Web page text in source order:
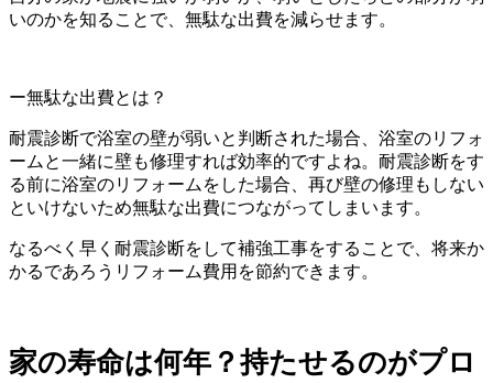
いのかを知ることで、無駄な出費を減らせます。
ー無駄な出費とは？
耐震診断で浴室の壁が弱いと判断された場合、浴室のリフォ
ームと一緒に壁も修理すれば効率的ですよね。耐震診断をす
る前に浴室のリフォームをした場合、再び壁の修理もしない
といけないため無駄な出費につながってしまいます。
なるべく早く耐震診断をして補強工事をすることで、将来か
かるであろうリフォーム費用を節約できます。
家の寿命は何年？持たせるのがプロ